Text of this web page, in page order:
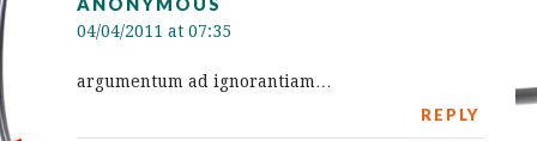
04/04/2011 at 07:35
argumentum ad ignorantiam…
REPLY